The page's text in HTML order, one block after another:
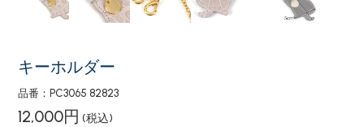
キーホルダー
品番：PC3065 82823
12,000円 (税込)